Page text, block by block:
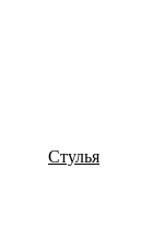
Стулья